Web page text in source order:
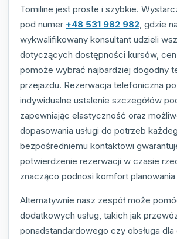
Tomiline jest proste i szybkie.
pod numer +48 531 982 982 , gdzie
wykwalifikowany konsultant udzieli
dotyczących dostępności kursów,
pomoże wybrać najbardziej dogodny
przejazdu. Rezerwacja telefoniczna
indywidualne ustalenie szczegółów
zapewniając elastyczność oraz
dopasowania usługi do potrzeb
bezpośredniemu kontaktowi
potwierdzenie rezerwacji w czasie
znacząco podnosi komfort planowania
Alternatywnie nasz zespół może
dodatkowych usług, takich jak
ponadstandardowego czy obsługa dla